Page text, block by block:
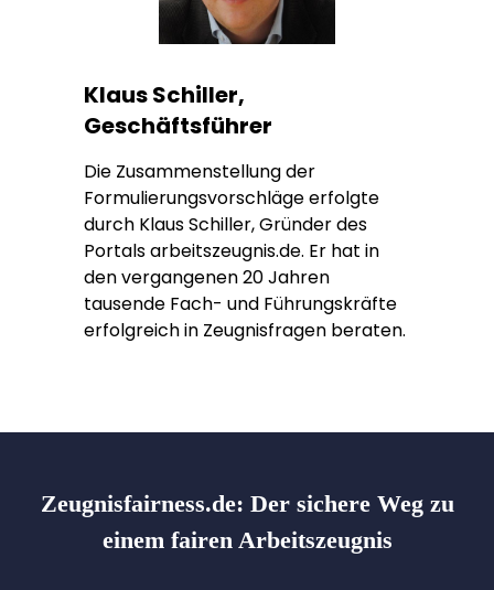
Klaus Schiller,
Geschäftsführer
Die Zusammenstellung der
Formulierungsvorschläge erfolgte
durch Klaus Schiller, Gründer des
Portals arbeitszeugnis.de. Er hat in
den vergangenen 20 Jahren
tausende Fach- und Führungskräfte
erfolgreich in Zeugnisfragen beraten.
Zeugnisfairness.de: Der sichere Weg zu
einem fairen Arbeitszeugnis